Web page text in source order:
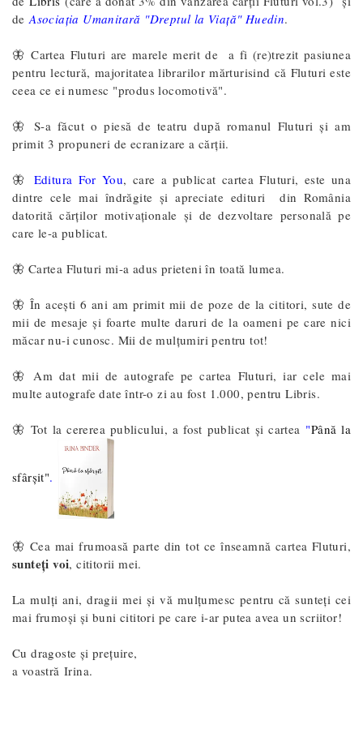
deAsociaţia Umanitară "Dreptul la Viaţă" Huedin.
🦋 Cartea Fluturi are marele merit de a fi (re)trezit pasiunea
pentru lectură, majoritatea librarilor mărturisind că Fluturi este
ceea ce ei numesc "produs locomotivă".
🦋 S-a făcut o piesă de teatru după romanul Fluturi și am
primit 3 propuneri de ecranizare a cărții.
🦋 Editura For You, care a publicat cartea Fluturi, este una
dintre cele mai îndrăgite și apreciate edituri din România
datorită cărților motivaționale și de dezvoltare personală pe
care le-a publicat.
🦋 Cartea Fluturi mi-a adus prieteni în toată lumea.
🦋 În acești 6 ani am primit mii de poze de la cititori, sute de
mii de mesaje și foarte multe daruri de la oameni pe care nici
măcar nu-i cunosc. Mii de mulțumiri pentru tot!
🦋 Am dat mii de autografe pe cartea Fluturi, iar cele mai
multe autografe date într-o zi au fost 1.000, pentru Libris.
🦋 Tot la cererea publicului, a fost publicat și cartea "Până la
sfârșit".
🦋 Cea mai frumoasă parte din tot ce înseamnă cartea Fluturi,
sunteți voi, cititorii mei.
La mulți ani, dragii mei și vă mulțumesc pentru că sunteți cei
mai frumoși și buni cititori pe care i-ar putea avea un scriitor!
Cu dragoste și prețuire,
a voastrăIrina.